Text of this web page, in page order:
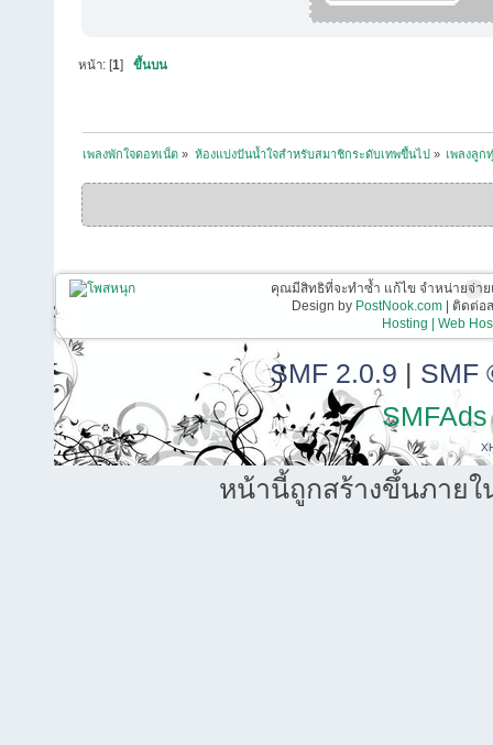
หน้า: [1]ขึ้นบน
เพลงพักใจดอทเน็ต » ห้องแบ่งปันน้ำใจสำหรับสมาชิกระดับเทพขึ้นไป » เพลงลูก
คุณมีสิทธิที่จะทำซ้ำ แก้ไข จำหน่ายจ่า
Design by PostNook.com| ติดต่อส
Hosting | Web
SMF 2.0.9 | SMF
SMFAds
หน้านี้ถูกสร้างขึ้นภายใ